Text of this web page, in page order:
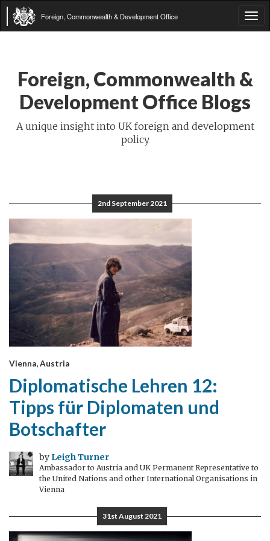
Foreign, Commonwealth & Development Office
Foreign, Commonwealth &
Development Office Blogs
A unique insight into UK foreign and development
policy
2nd September 2021
Vienna, Austria
Diplomatische Lehren 12:
Tipps für Diplomaten und
Botschafter
by Leigh Turner
Ambassador to Austria and UK Permanent Representative to
the United Nations and other International Organisations in
Vienna
31st August 2021